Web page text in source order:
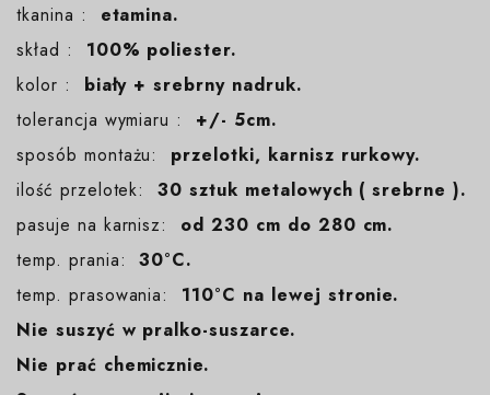
tkanina : etamina.
skład : 100% poliester.
kolor : biały + srebrny nadruk.
tolerancja wymiaru :
+/- 5cm.
sposób montażu: przelotki, karnisz rurkowy.
ilość przelotek:
30 sztuk metalowych ( srebrne ).
pasuje na karnisz: od 230 cm do 280 cm.
temp. prania:30°C.
temp. prasowania: 110°C na lewej stronie.
Nie suszyć w pralko-suszarce.
Nie prać chemicznie.